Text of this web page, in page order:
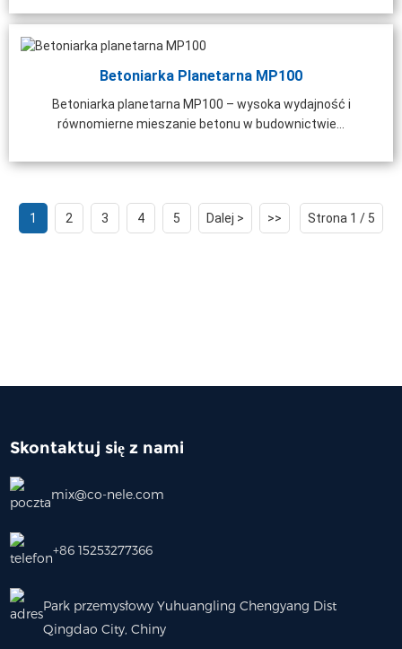
Betoniarka Planetarna MP100
Betoniarka planetarna MP100 – wysoka wydajność i
równomierne mieszanie betonu w budownictwie...
1 2 3 4 5 Dalej > >> Strona 1 / 5
Skontaktuj się z nami
mix@co-nele.com
+86 15253277366
Park przemysłowy Yuhuangling Chengyang Dist
Qingdao City, Chiny